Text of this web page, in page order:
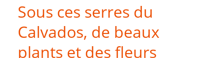
Sous ces serres du
Calvados, de beaux
plants et des fleurs